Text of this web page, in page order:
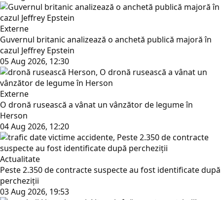
Externe
Guvernul britanic analizează o anchetă publică majoră în
cazul Jeffrey Epstein
05 Aug 2026, 12:30
Externe
O dronă rusească a vânat un vânzător de legume în
Herson
04 Aug 2026, 12:20
Actualitate
Peste 2.350 de contracte suspecte au fost identificate după
percheziții
03 Aug 2026, 19:53